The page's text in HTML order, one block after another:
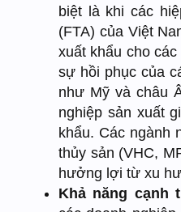
biệt là khi các
(FTA) của Việt
xuất khẩu cho
sự hồi phục của
như Mỹ và châu
nghiệp sản xuất
khẩu. Các ngành
thủy sản (VHC,
hưởng lợi từ xu
Khả năng cạnh